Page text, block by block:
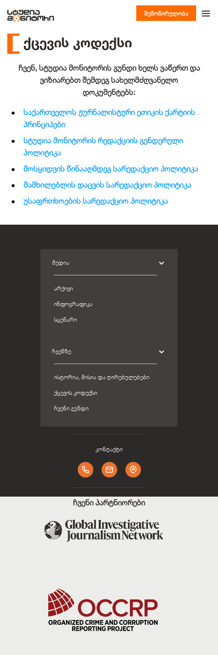
შემოწირულობა
ქცევის კოდექსი
ჩვენ, სტუდია მონიტორის გუნდი ხელს ვაწერთ და
ვიზიარებთშემდეგ სახელმძღვანელო
დოკუმენტებს:
საქართველოს ჟურნალისტური ეთიკის ქარტიის
პრინციპები
სტუდია მონიტორის რედაქციის გენდერული
პოლიტიკა
მოსყიდვის წინააღმდეგ სარედაქციო პოლიტიკა
მამხილებლის დაცვის სარედაქციო პოლიტიკა
უსაფრთხოების სარედაქციო პოლიტიკა
ᲛᲔᲓᲘᲐ
ᲐᲠᲥᲘᲕᲘ
ᲘᲜᲤᲝᲒᲠᲐᲤᲘᲙᲐ
ᲡᲪᲔᲜᲐᲠᲘ
ᲩᲕᲔᲜᲖᲔ
ᲘᲡᲢᲝᲠᲘᲐ, ᲛᲘᲡᲘᲐ ᲓᲐ ᲦᲘᲠᲔᲑᲣᲚᲔᲑᲔᲑᲘ
ᲥᲪᲔᲕᲘᲡ ᲙᲝᲓᲔᲥᲡᲘ
ᲩᲕᲔᲜᲘ ᲒᲣᲜᲓᲘ
კონტაქტი
ჩვენი პარტნიორები